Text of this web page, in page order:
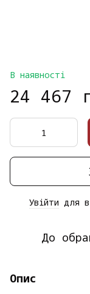
В наявності
24 467
Увійти для
До
Опис